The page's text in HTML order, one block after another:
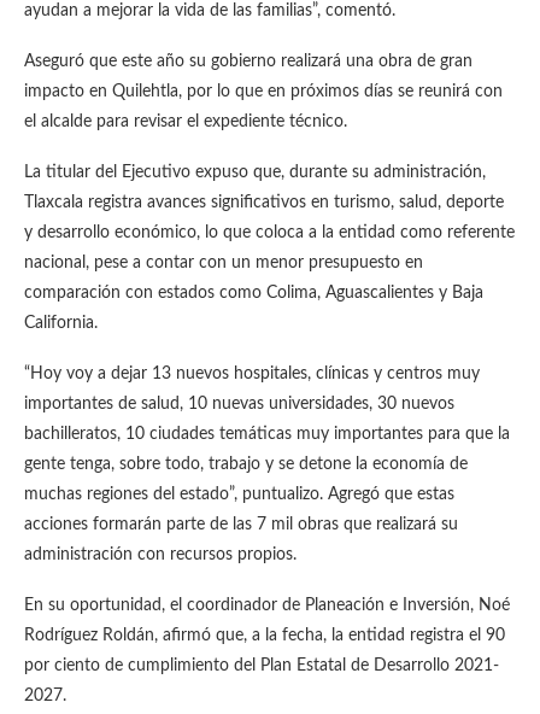
ayudan a mejorar la vida de las familias”, comentó.
Aseguró que este año su gobierno realizará una obra de gran
impacto en Quilehtla, por lo que en próximos días se reunirá con
el alcalde para revisar el expediente técnico.
La titular del Ejecutivo expuso que, durante su administración,
Tlaxcala registra avances significativos en turismo, salud, deporte
y desarrollo económico, lo que coloca a la entidad como referente
nacional, pese a contar con un menor presupuesto en
comparación con estados como Colima, Aguascalientes y Baja
California.
“Hoy voy a dejar 13 nuevos hospitales, clínicas y centros muy
importantes de salud, 10 nuevas universidades, 30 nuevos
bachilleratos, 10 ciudades temáticas muy importantes para que la
gente tenga, sobre todo, trabajo y se detone la economía de
muchas regiones del estado”, puntualizo. Agregó que estas
acciones formarán parte de las 7 mil obras que realizará su
administración con recursos propios.
En su oportunidad, el coordinador de Planeación e Inversión, Noé
Rodríguez Roldán, afirmó que, a la fecha, la entidad registra el 90
por ciento de cumplimiento del Plan Estatal de Desarrollo 2021-
2027.